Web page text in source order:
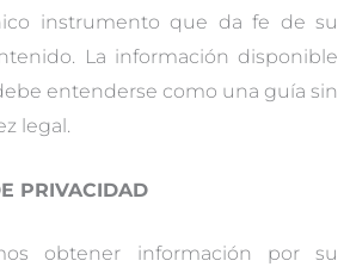
instrumento que da fe de su
La información disponible
entenderse como una guía sin
legal.
PRIVACIDAD
obtener información por su